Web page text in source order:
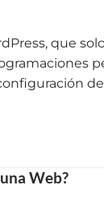
que
Web?